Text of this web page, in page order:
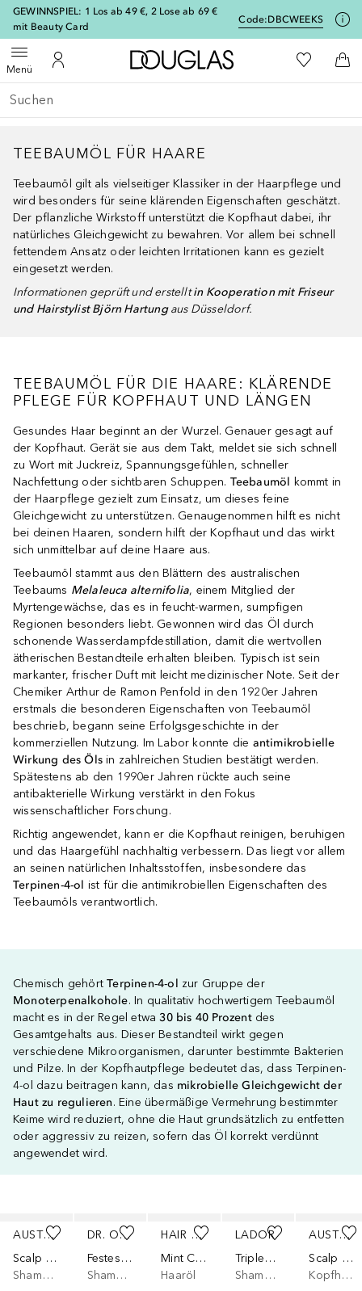
GEWINNSPIEL: 1 Los ab 49 €, 2 Lose ab 69 €
mit Beauty Card
Code:DBCWEEKS
MenüMenü öffnenZu Meinem Kundenkonto
Zur Douglas Startseite
Zu Meiner
Gehe zurück
Suche ausführen
TEEBAUMÖL FÜR HAARE
Teebaumöl gilt als vielseitiger Klassiker in der Haarpflege und
wird besonders für seine klärenden Eigenschaften geschätzt.
Der pflanzliche Wirkstoff unterstützt die Kopfhaut dabei, ihr
natürliches Gleichgewicht zu bewahren. Vor allem bei schnell
fettendem Ansatz oder leichten Irritationen kann es gezielt
eingesetzt werden.
Informationen geprüft und erstelltin Kooperation mit Friseur
und Hairstylist Björn Hartungaus Düsseldorf.
TEEBAUMÖL FÜR DIE HAARE: KLÄRENDE
PFLEGE FÜR KOPFHAUT UND LÄNGEN
Gesundes Haar beginnt an der Wurzel. Genauer gesagt auf
der Kopfhaut. Gerät sie aus dem Takt, meldet sie sich schnell
zu Wort mit Juckreiz, Spannungsgefühlen, schneller
Nachfettung oder sichtbaren Schuppen. Teebaumöl kommt in
der Haarpflege gezielt zum Einsatz, um dieses feine
Gleichgewicht zu unterstützen. Genaugenommen hilft es nicht
bei deinen Haaren, sondern hilft der Kopfhaut und das wirkt
sich unmittelbar auf deine Haare aus.
Teebaumöl stammt aus den Blättern des australischen
Teebaums Melaleuca alternifolia, einem Mitglied der
Myrtengewächse, das es in feucht-warmen, sumpfigen
Regionen besonders liebt. Gewonnen wird das Öl durch
schonende Wasserdampfdestillation, damit die wertvollen
ätherischen Bestandteile erhalten bleiben. Typisch ist sein
markanter, frischer Duft mit leicht medizinischer Note. Seit der
Chemiker Arthur de Ramon Penfold in den 1920er Jahren
erstmals die besonderen Eigenschaften von Teebaumöl
beschrieb, begann seine Erfolgsgeschichte in der
kommerziellen Nutzung. Im Labor konnte die antimikrobielle
Wirkung des Öls in zahlreichen Studien bestätigt werden.
Spätestens ab den 1990er Jahren rückte auch seine
antibakterielle Wirkung verstärkt in den Fokus
wissenschaftlicher Forschung.
Richtig angewendet, kann er die Kopfhaut reinigen, beruhigen
und das Haargefühl nachhaltig verbessern. Das liegt vor allem
an seinen natürlichen Inhaltsstoffen, insbesondere das
Terpinen-4-ol ist für die antimikrobiellen Eigenschaften des
Teebaumöls verantwortlich.
Chemisch gehörtTerpinen-4-ol zur Gruppe der
Monoterpenalkohole. In qualitativ hochwertigem Teebaumöl
macht es in der Regel etwa 30 bis 40 Prozent des
Gesamtgehalts aus. Dieser Bestandteil wirkt gegen
verschiedene Mikroorganismen, darunter bestimmte Bakterien
und Pilze. In der Kopfhautpflege bedeutet das, dass Terpinen-
4-ol dazu beitragen kann, das mikrobielle Gleichgewicht der
Haut zu regulieren. Eine übermäßige Vermehrung bestimmter
Keime wird reduziert, ohne die Haut grundsätzlich zu entfetten
oder aggressiv zu reizen, sofern das Öl korrekt verdünnt
angewendet wird.
AUSTRALIAN BODYCARE
Scalp Care Lemon Myrtle
Shampoo
DR. ORGANIC
Festes Shampoo mit Teebaum und Zitrone
Shampoo
HAIR SYRUP
Mint Condition
Haaröl
LADOR
TripleX3 Natural
Shampoo
AUSTRALIAN BODYCARE
Scalp Serum Serum
Kopfhautpflege
[navigation.slideout.screenreader]